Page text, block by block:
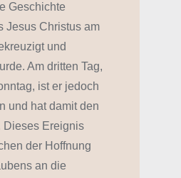
Geschichte
Jesus Christus am
und
Am dritten Tag,
ist er jedoch
und hat damit den
Dieses Ereignis
der Hoffnung
an die